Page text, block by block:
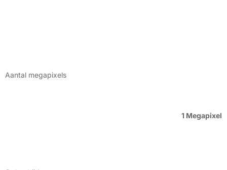
Aantal megapixels
1 Megapixel